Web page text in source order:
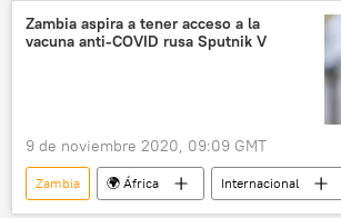
noticias
Zambia aspira a tener acceso a la
vacuna anti-COVID rusa Sputnik V
9 de noviembre 2020, 09:09 GMT
Zambia 🌍 África
Internacional